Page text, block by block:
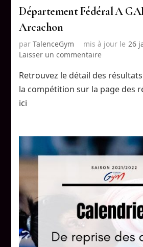
Département Fédéral A
Arcachon
parTalenceGym mis à jour le 26
Laisser un commentairesur
Fédéral
A
GAF
Retrouvez le détail des
la compétition sur la page des
ici